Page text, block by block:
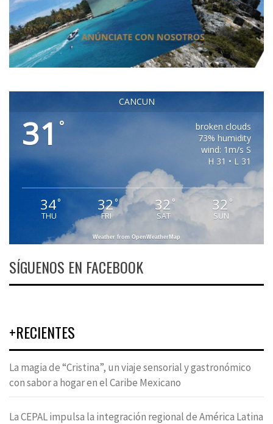
CANCUN
31 °
broken clouds
73% humidity
wind: 1m/s S
H 31 • L 31
34°
THU
32°
FRI
32 °
SAT
32 °
SUN
Weather from OpenWeatherMap
SÍGUENOS EN FACEBOOK
+RECIENTES
La magia de “Cristina”, un viaje sensorial y gastronómico
con sabor a hogar en el Caribe Mexicano
La CEPAL impulsa la integración regional de América Latina